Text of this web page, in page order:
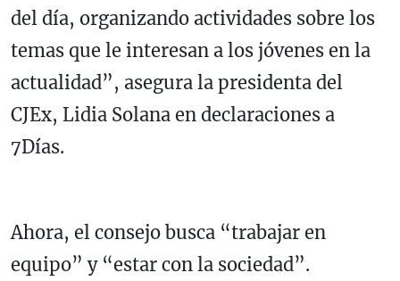
del día, organizando actividades sobre los
temas que le interesan a los jóvenes en la
actualidad”, asegura la presidenta del
CJEx, Lidia Solana en declaraciones a
7Días.
Ahora, el consejo busca “trabajar en
equipo” y “estar con la sociedad”.